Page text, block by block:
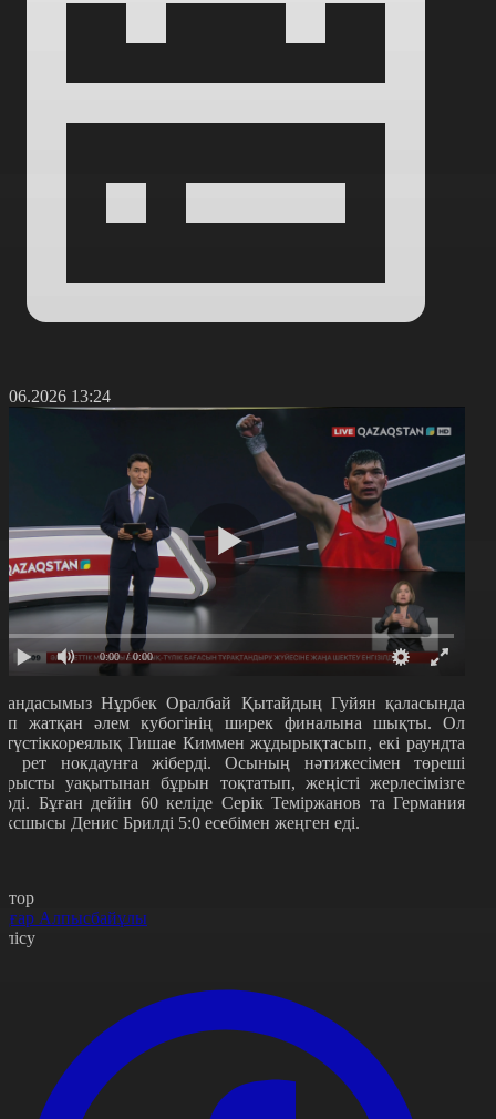
13:24
0:00 / 0:00
Нұрбек Оралбай Қытайдың Гуйян қаласында
жатқан әлем кубогінің ширек финалына шықты. Ол
Гишае Киммен жұдырықтасып, екі раундта
рет нокдаунға жіберді. Осының нәтижесімен төреші
уақытынан бұрын тоқтатып, жеңісті жерлесімізге
Бұған дейін 60 келіде Серік Теміржанов та Германия
Денис Брилді 5:0 есебімен жеңген еді.
Алпысбайұлы